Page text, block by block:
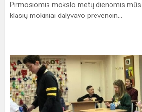
Pirmosiomis mokslo metų dienomis
klasių mokiniai dalyvavo prevencin...
Netradicinė
ugdymo
diena
-
profesijos